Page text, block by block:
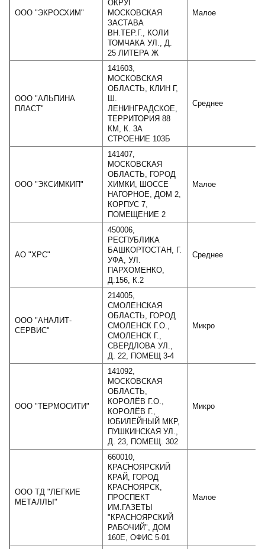
ООО "ЭКРОСХИМ"
ОКРУГ
МОСКОВСКАЯ
ЗАСТАВА
ВН.ТЕР.Г., КОЛИ
ТОМЧАКА УЛ., Д.
25 ЛИТЕРА Ж
Малое
ООО "АЛЬПИНА
ПЛАСТ"
141603,
МОСКОВСКАЯ
ОБЛАСТЬ, КЛИН Г,
Ш.
ЛЕНИНГРАДСКОЕ,
ТЕРРИТОРИЯ 88
КМ, К. 3А
СТРОЕНИЕ 103Б
Среднее
ООО "ЭКСИМКИП"
141407,
МОСКОВСКАЯ
ОБЛАСТЬ, ГОРОД
ХИМКИ, ШОССЕ
НАГОРНОЕ, ДОМ 2,
КОРПУС 7,
ПОМЕЩЕНИЕ 2
Малое
АО "ХРС"
450006,
РЕСПУБЛИКА
БАШКОРТОСТАН, Г.
УФА, УЛ.
ПАРХОМЕНКО,
Д.156, К.2
Среднее
ООО "АНАЛИТ-
СЕРВИС"
214005,
СМОЛЕНСКАЯ
ОБЛАСТЬ, ГОРОД
СМОЛЕНСК Г.О.,
СМОЛЕНСК Г.,
СВЕРДЛОВА УЛ.,
Д. 22, ПОМЕЩ 3-4
Микро
ООО "ТЕРМОСИТИ"
141092,
МОСКОВСКАЯ
ОБЛАСТЬ,
КОРОЛЁВ Г.О.,
КОРОЛЁВ Г.,
ЮБИЛЕЙНЫЙ МКР,
ПУШКИНСКАЯ УЛ.,
Д. 23, ПОМЕЩ. 302
Микро
ООО ТД "ЛЕГКИЕ
МЕТАЛЛЫ"
660010,
КРАСНОЯРСКИЙ
КРАЙ, ГОРОД
КРАСНОЯРСК,
ПРОСПЕКТ
ИМ.ГАЗЕТЫ
"КРАСНОЯРСКИЙ
РАБОЧИЙ", ДОМ
160Е, ОФИС 5-01
Малое